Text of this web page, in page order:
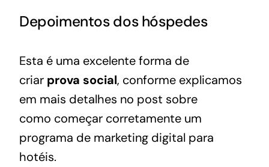
Depoimentos dos hóspedes
Esta é uma excelente forma de
criar prova social, conforme explicamos
em mais detalhes no post sobre
como começar corretamente um
programa de marketing digital para
hotéis.